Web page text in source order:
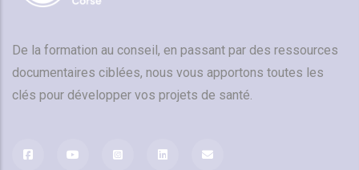
De la formation au conseil, en passant par des ressources
documentaires ciblées, nous vous apportons toutes les
clés pour développer vos projets de santé.